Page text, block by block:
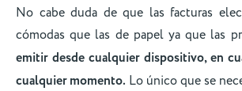
No cabe duda de que las facturas
cómodas que las de papel ya que las
emitir desde cualquier dispositivo, en
cualquier momento. Lo único que se